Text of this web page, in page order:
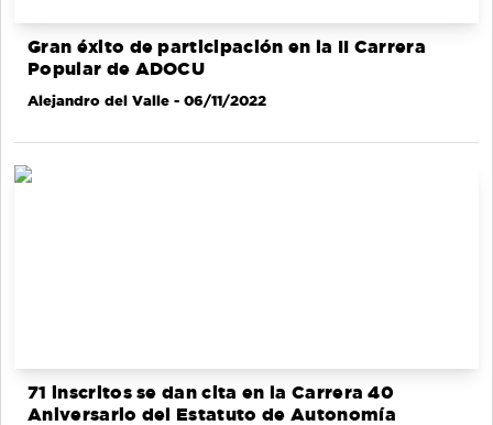
Gran éxito de participación en la II Carrera
Popular de ADOCU
Alejandro del Valle - 06/11/2022
71 inscritos se dan cita en la Carrera 40
Aniversario del Estatuto de Autonomía